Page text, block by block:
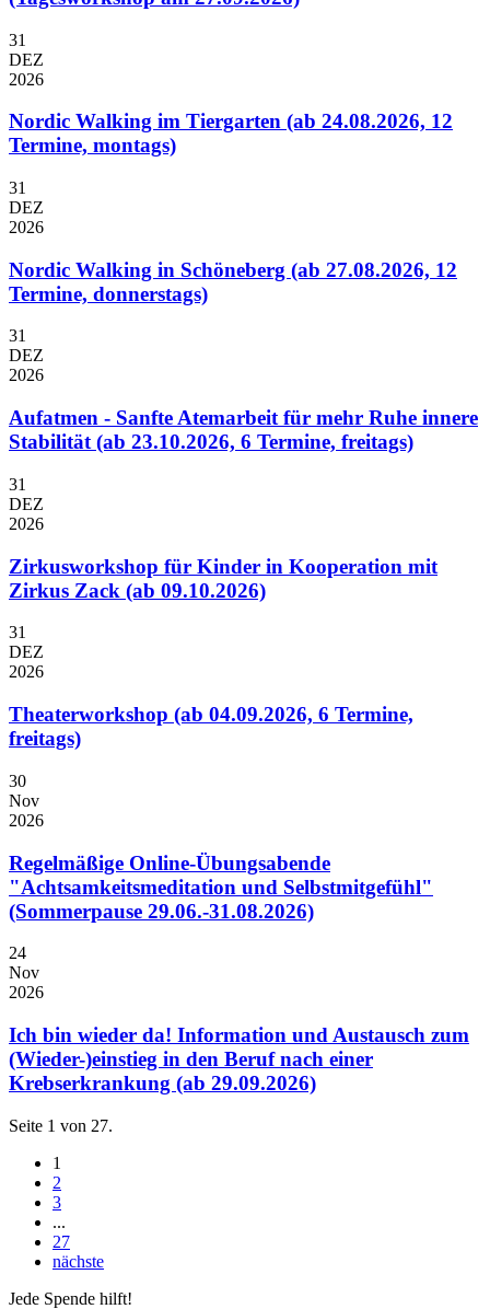
31
DEZ
2026
Nordic Walking im Tiergarten (ab 24.08.2026, 12
Termine, montags)
31
DEZ
2026
Nordic Walking in Schöneberg (ab 27.08.2026, 12
Termine, donnerstags)
31
DEZ
2026
Aufatmen - Sanfte Atemarbeit für mehr Ruhe innere
Stabilität (ab 23.10.2026, 6 Termine, freitags)
31
DEZ
2026
Zirkusworkshop für Kinder in Kooperation mit
Zirkus Zack (ab 09.10.2026)
31
DEZ
2026
Theaterworkshop (ab 04.09.2026, 6 Termine,
freitags)
30
Nov
2026
Regelmäßige Online-Übungsabende
"Achtsamkeitsmeditation und Selbstmitgefühl"
(Sommerpause 29.06.-31.08.2026)
24
Nov
2026
Ich bin wieder da! Information und Austausch zum
(Wieder-)einstieg in den Beruf nach einer
Krebserkrankung (ab 29.09.2026)
Seite 1 von 27.
1
2
3
...
27
nächste
Jede Spende hilft!